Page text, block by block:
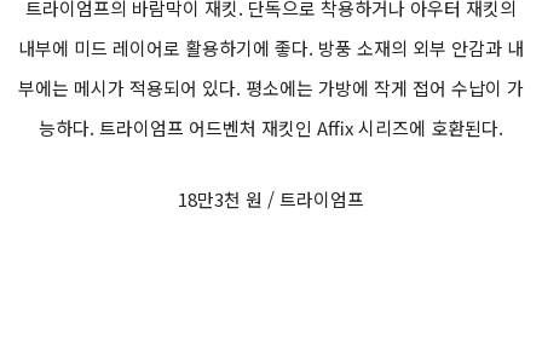
트라이엄프의 바람막이 재킷. 단독으로 착용하거나 아우터 재킷의
내부에 미드 레이어로 활용하기에 좋다. 방풍 소재의 외부 안감과 내
부에는 메시가 적용되어 있다. 평소에는 가방에 작게 접어 수납이 가
능하다. 트라이엄프 어드벤처 재킷인 Affix 시리즈에 호환된다.
18만3천 원 / 트라이엄프